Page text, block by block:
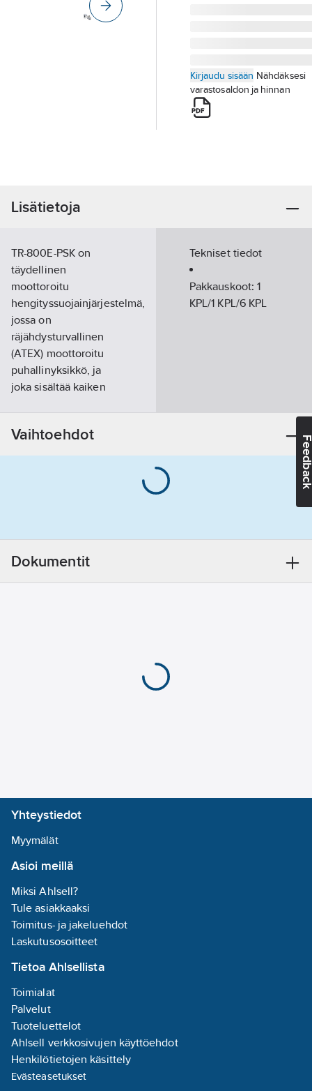
Kirjaudu sisään Nähdäksesi
varastosaldon ja hinnan
Lisätietoja
TR-800E-PSK on
täydellinen
moottoroitu
hengityssuojainjärjestelmä,
jossa on
räjähdysturvallinen
(ATEX) moottoroitu
puhallinyksikkö, ja
joka sisältää kaiken
ATEX-sertifioitu
moottoroitu
ympäristöissä.
Valmispakkauksen
sisältö: M-207-visiiri,
BT-20L-hengitysletku,
971-ilmavirtausilmaisin,
BT-922-hengitysletkun
puhdistussarja TR-653.
Tuotenumero
Toimittajan
tuotenumero:
7100233732
EAN
04054596830899
Materiaaliluokka K0944B
Tekniset tiedot
Pakkauskoot:1
KPL/1 KPL/6 KPL
Vaihtoehdot
Dokumentit
Yhteystiedot
Myymälät
Asioi meillä
Miksi Ahlsell?
Tule asiakkaaksi
Toimitus- ja jakeluehdot
Laskutusosoitteet
Tietoa Ahlsellista
Toimialat
Palvelut
Tuoteluettelot
Ahlsell verkkosivujen käyttöehdot
Henkilötietojen käsittely
Evästeasetukset